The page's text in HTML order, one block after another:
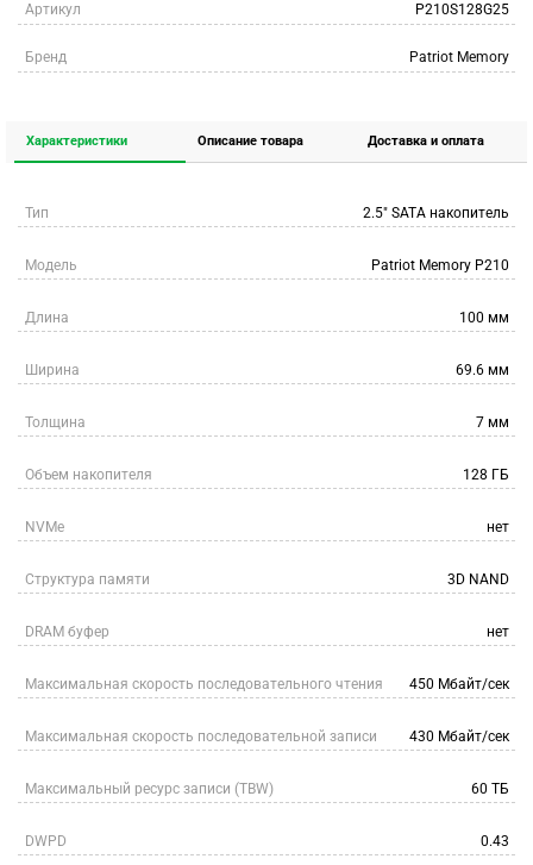
Артикул P210S128G25
Бренд Patriot Memory
Характеристики Описание товара Доставка и оплата
Тип 2.5" SATA накопитель
Модель Patriot Memory P210
Длина 100 мм
Ширина 69.6 мм
Толщина 7 мм
Объем накопителя 128 ГБ
NVMe нет
Структура памяти 3D NAND
DRAM буфер нет
Максимальная скорость последовательного чтения 450 Мбайт/сек
Максимальная скорость последовательной записи 430 Мбайт/сек
Максимальный ресурс записи (TBW) 60 ТБ
DWPD 0.43